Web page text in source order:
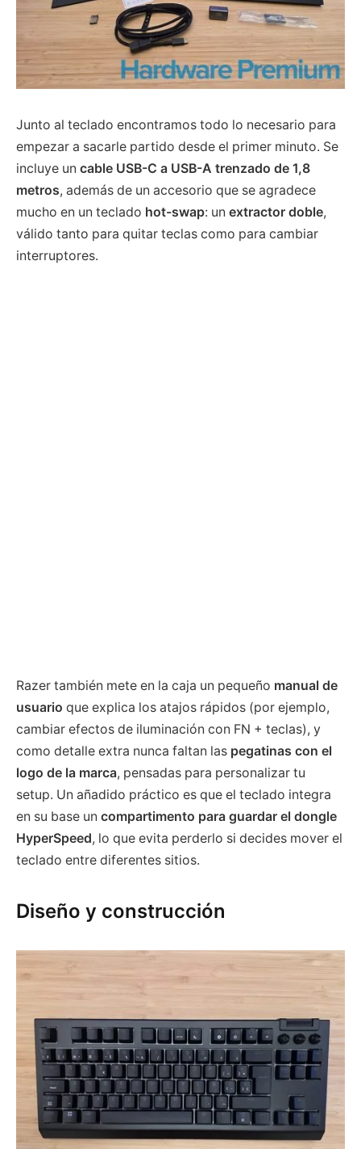
Junto al teclado encontramos todo lo necesario para
empezar a sacarle partido desde el primer minuto. Se
incluye un cable USB-C a USB-A trenzado de 1,8
metros, además de un accesorio que se agradece
mucho en un teclado hot-swap: un extractor doble,
válido tanto para quitar teclas como para cambiar
interruptores.
Razer también mete en la caja un pequeño manual de
usuario que explica los atajos rápidos (por ejemplo,
cambiar efectos de iluminación con FN + teclas), y
como detalle extra nunca faltan las pegatinas con el
logo de la marca, pensadas para personalizar tu
setup. Un añadido práctico es que el teclado integra
en su base un compartimento para guardar el dongle
HyperSpeed, lo que evita perderlo si decides mover el
teclado entre diferentes sitios.
Diseño y construcción